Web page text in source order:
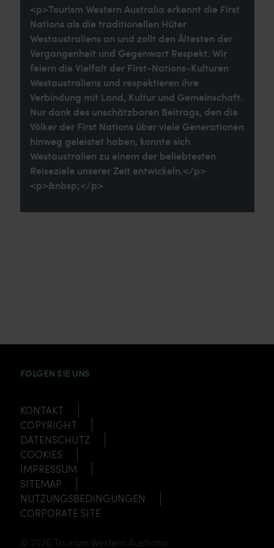
<p>Tourism Western Australia erkennt die First
Nations als die traditionellen Hüter
Westaustraliens an und zollt den Ältesten der
Vergangenheit und Gegenwart Respekt. Wir
feiern die Vielfalt der First-Nations-Kulturen
Westaustraliens und respektieren ihre
Verbindung mit Land, Kultur und Gemeinschaft.
Nur dank des unschätzbaren Beitrags, den die
Völker der First Nations über viele Generationen
hinweg geleistet haben, konnte sich
Westaustralien zu einem der beliebtesten
Reiseziele unserer Zeit entwickeln.</p>
<p>&nbsp;</p>
FOLGEN SIE UNS
KONTAKT
COPYRIGHT
DATENSCHUTZ
COOKIES
IMPRESSUM
SITEMAP
NUTZUNGSBEDINGUNGEN
CORPORATE SITE
© 2026 Tourism Western Australia